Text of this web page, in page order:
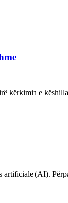
kërkimin e
artificiale (AI).